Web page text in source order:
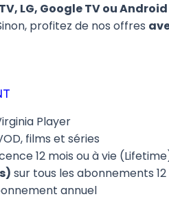
LG, Google TV ou
profitez de nos offres
Player
films et séries
12 mois ou à vie
sur tous les abonnements 12
annuel